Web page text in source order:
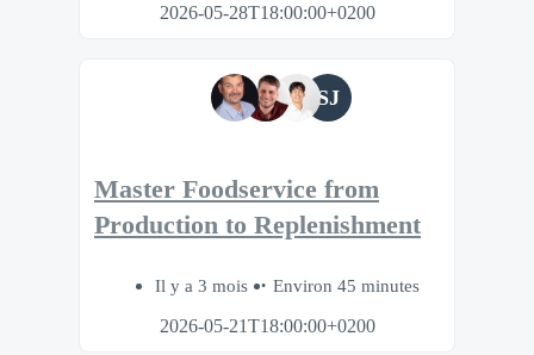
2026-05-28T18:00:00+0200
SJ
Master Foodservice from
Production to Replenishment
Il y a 3 mois
Environ 45 minutes
2026-05-21T18:00:00+0200